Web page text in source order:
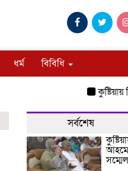
ধর্ম বিবিধি
কুষ্টিয়ায়
সর্বশেষ